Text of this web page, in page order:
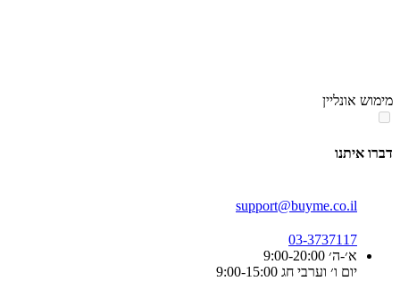
אזור
מימוש אונליין
דברו איתנו
support@buyme.co.il
03-3737117
א׳-ה׳ 9:00-20:00
יום ו׳ וערבי חג 9:00-15:00